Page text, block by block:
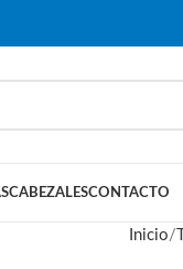
CABEZALESCONTACTO
Inicio